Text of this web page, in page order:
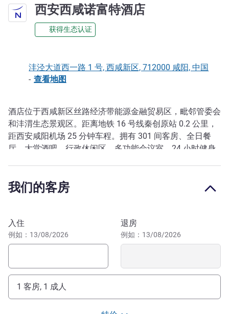
西安西咸诺富特酒店
获得生态认证
沣泾大道西一路 1 号, 西咸新区, 712000 咸阳, 中国
- 查看地图
描述
酒店位于西咸新区丝路经济带能源金融贸易区，毗邻管委会
和沣渭生态景观区。距离地铁 16 号线秦创原站 0.2 公里，
距西安咸阳机场 25 分钟车程。拥有 301 间客房、全日餐
厅、大堂酒吧、行政休闲区、多功能会议室、24 小时健身
酒店位于西咸新区丝路经济带能源金融贸易区，毗邻管委会
和沣渭生态景观区。距离地铁 16 号线秦创原站 0.2 公里，
厅、大堂酒吧、行政休闲区、多功能会议室、24 小时健身
中心及洗衣房。
我们的客房
预订此酒店
入住
例如：13/08/2026
退房
例如：13/08/2026
1 客房, 1 成人